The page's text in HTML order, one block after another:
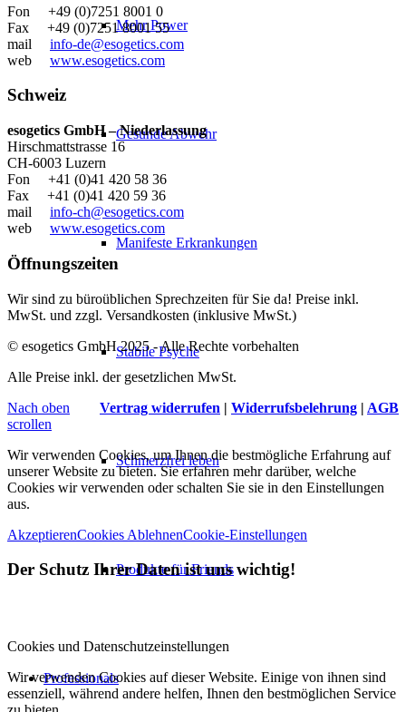
Mehr Power
Gesunde Abwehr
Manifeste Erkrankungen
Stabile Psyche
Schmerzfrei leben
Produkte für Friends
Professionals
Fon +49 (0)7251 8001 0
Fax +49 (0)7251 8001 55
mail info-de@esogetics.com
web www.esogetics.com
Schweiz
esogetics GmbH – Niederlassung
Hirschmattstrasse 16
CH-6003 Luzern
Fon +41 (0)41 420 58 36
Fax +41 (0)41 420 59 36
mail info-ch@esogetics.com
web www.esogetics.com
Öffnungszeiten
Wir sind zu büroüblichen Sprechzeiten für Sie da! Preise inkl.
MwSt. und zzgl. Versandkosten (inklusive MwSt.)
© esogetics GmbH 2025 - Alle Rechte vorbehalten
Alle Preise inkl. der gesetzlichen MwSt.
Vertrag widerrufen | Widerrufsbelehrung | AGB
Nach oben
scrollen
Wir verwenden Cookies, um Ihnen die bestmögliche Erfahrung auf
unserer Website zu bieten. Sie erfahren mehr darüber, welche
Cookies wir verwenden oder schalten Sie sie in den Einstellungen
aus.
AkzeptierenCookies AblehnenCookie-Einstellungen
Der Schutz Ihrer Daten ist uns wichtig!
Cookies und Datenschutzeinstellungen
Wir verwenden Cookies auf dieser Website. Einige von ihnen sind
essenziell, während andere helfen, Ihnen den bestmöglichen Service